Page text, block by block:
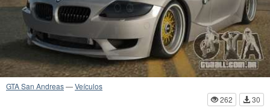
GTA San Andreas—Veículos
262
30